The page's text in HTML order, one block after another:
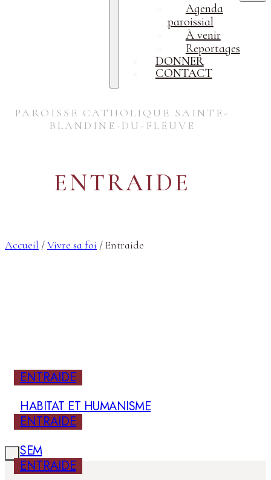
Agenda
paroissial
À venir
Reportages
DONNER
CONTACT
PAROISSE CATHOLIQUE SAINTE-
BLANDINE-DU-FLEUVE
ENTRAIDE
Accueil /Vivre sa foi /Entraide
ENTRAIDE
HABITAT ET HUMANISME
ENTRAIDE
SEM
ENTRAIDE